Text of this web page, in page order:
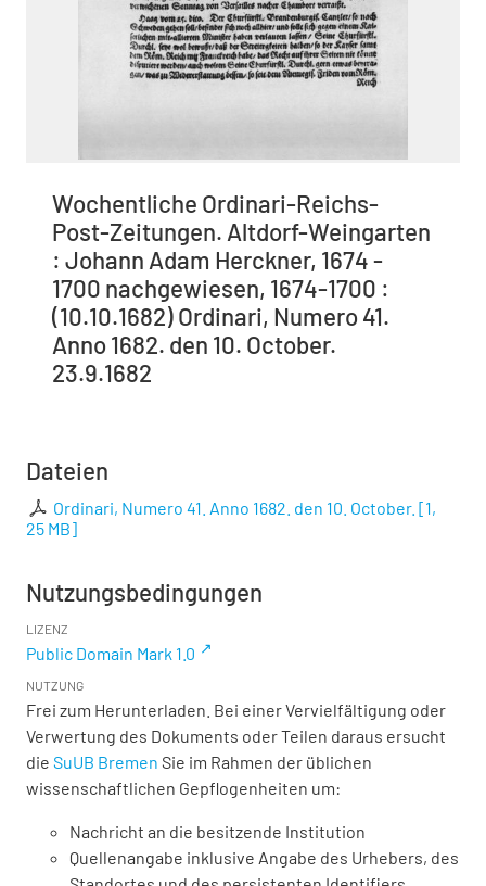
Wochentliche Ordinari-Reichs-
Post-Zeitungen. Altdorf-Weingarten
: Johann Adam Herckner, 1674 -
1700 nachgewiesen, 1674-1700 :
(10.10.1682) Ordinari, Numero 41.
Anno 1682. den 10. October.
23.9.1682
Dateien
Ordinari, Numero 41. Anno 1682. den 10. October. [1,
25 MB]
Nutzungsbedingungen
LIZENZ
Public Domain Mark 1.0
NUTZUNG
Frei zum Herunterladen. Bei einer Vervielfältigung oder
Verwertung des Dokuments oder Teilen daraus ersucht
die SuUB Bremen Sie im Rahmen der üblichen
wissenschaftlichen Gepflogenheiten um:
Nachricht an die besitzende Institution
Quellenangabe inklusive Angabe des Urhebers, des